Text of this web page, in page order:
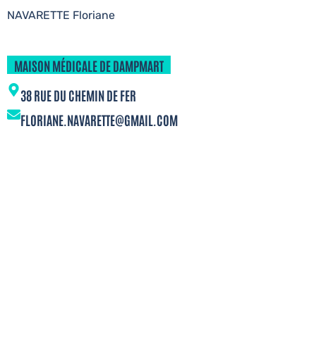
NAVARETTE Floriane
MAISON MÉDICALE DE DAMPMART
38 RUE DU CHEMIN DE FER
FLORIANE.NAVARETTE@GMAIL.COM